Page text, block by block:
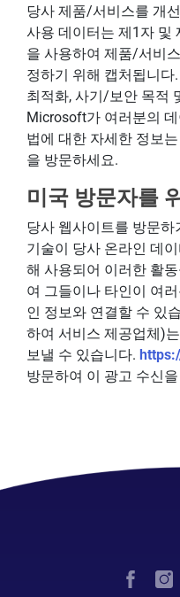
당사 제품/서비스를 개
사용 데이터는 제1자 및
을 사용하여 제품/서비
정하기 위해 캡처됩니
최적화, 사기/보안 목적
Microsoft가 여러분의
법에 대한 자세한 정보
을 방문하세요.
미국 방문자를
당사 웹사이트를 방문
기술이 당사 온라인 데
해 사용되어 이러한 활
여 그들이나 타인이 여
인 정보와 연결할 수 있
하여 서비스 제공업체)
보낼 수 있습니다.
방문하여 이 광고 수신